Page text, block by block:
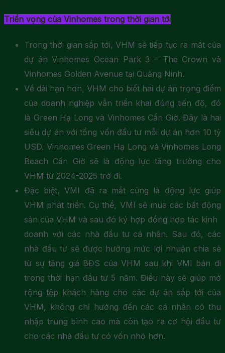
Triển vọng của Vinhomes trong thời gian tới
Trong thời gian sắp tới, VHM sẽ tiếp tục ra mắt của
dự án Vinhomes Ocean Park 3 – The Crown và
Vinhomes Golden Avenue tại Quảng Ninh.
Về dài hạn hơn, VHM cho biết hai dự án trọng điểm
của doanh nghiệp vẫn triển khai đúng tiến độ, đó
là Green Hạ Long và Vinhomes Cần Giờ. Đây là hai
siêu dự án với tổng vốn đầu tư mỗi dự án hơn 10 tỷ
USD. Vinhomes Green Hạ Long và Vinhomes Long
Beach Cần Giờ sẽ là động lực tăng trưởng cho
VHM từ 2024-2025 trở đi.
Đặc biệt, VMI đã ra mắt cũng là động lực giúp
VHM phát triển. Cụ thể, VMI sẽ mua các bất động
sản của VHM và sau đó ký hợp đồng hợp tác kinh
doanh với các nhà đầu tư cá nhân. Sau đó, các
nhà đầu tư sẽ được hưởng mức lợi nhuận chia sẻ
từ sự tăng giá BĐS của VHM sau khi VMI bán đi
trong thời hạn đầu tư 5 năm. Điều này sẽ giúp mở
rộng tệp khách hàng cho các dự án sắp tới của
VHM, không chỉ hướng đến các cá nhân có thu
nhập trung bình cao mà còn tạo ra cơ hội đầu tư
cho các nhà đầu tư có vốn nhỏ hơn.